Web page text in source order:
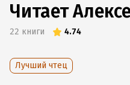
Читает
22 книги 4.74
Лучший чтец